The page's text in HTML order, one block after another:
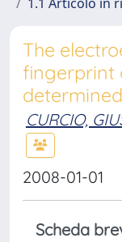
The
fingerprint
CURCIO,
2008-01-01
Scheda